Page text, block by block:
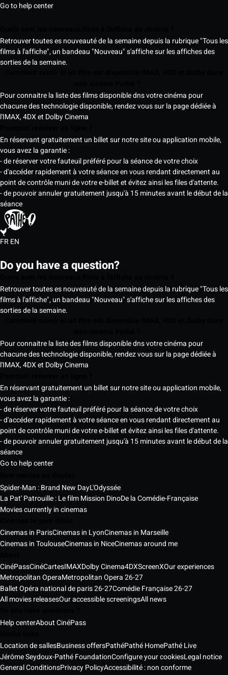
Go to help center
Retrouver toutes es nouveauté de la semaine depuis la rubrique "Tous les
films à l'affiche", un bandeau "Nouveau" s'affiche sur les affiches des
sorties de la semaine.
Pour connaitre la liste des films disponible dns votre cinéma pour
chacune des technologie disponible, rendez vous sur la page dédiée à
l'IMAX, 4DX et Dolby Cinema
En réservant gratuitement un billet sur notre site ou application mobile,
vous avez la garantie :
- de réserver votre fauteuil préféré pour la séance de votre choix
- d'accéder rapidement à votre séance en vous rendant directement au
point de contrôle muni de votre e-billet et évitez ainsi les files d'attente.
- de pouvoir annuler gratuitement jusqu'à 15 minutes avant le début de la
séance
FREN
Do you have a question?
Retrouver toutes es nouveauté de la semaine depuis la rubrique "Tous les
films à l'affiche", un bandeau "Nouveau" s'affiche sur les affiches des
sorties de la semaine.
Pour connaitre la liste des films disponible dns votre cinéma pour
chacune des technologie disponible, rendez vous sur la page dédiée à
l'IMAX, 4DX et Dolby Cinema
En réservant gratuitement un billet sur notre site ou application mobile,
vous avez la garantie :
- de réserver votre fauteuil préféré pour la séance de votre choix
- d'accéder rapidement à votre séance en vous rendant directement au
point de contrôle muni de votre e-billet et évitez ainsi les files d'attente.
- de pouvoir annuler gratuitement jusqu'à 15 minutes avant le début de la
séance
Go to help center
Spider-Man : Brand New DayL'Odyssée
La Pat' Patrouille : Le film Mission DinoDe la Comédie-Française
Movies currently in cinemas
Cinemas in ParisCinemas in LyonCinemas in Marseille
Cinemas in ToulouseCinemas in NiceCinemas around me
CinéPassCinéCartesIMAXDolby Cinema4DXScreenXOur experiences
Metropolitan OperaMetropolitan Opera 26-27
Ballet Opéra national de paris 26-27Comédie Française 26-27
All movies releasesOur accessible screeningsAll news
Help centerAbout CinéPass
Location de sallesBusiness offersPathéPathé HomePathé Live
Jérôme Seydoux-Pathé FoundationConfigure your cookiesLegal notice
General ConditionsPrivacy PolicyAccessibilité : non conforme